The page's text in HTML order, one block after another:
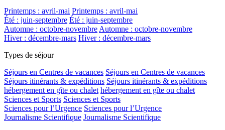
Printemps : avril-mai Printemps : avril-mai
Été : juin-septembre Été : juin-septembre
Automne : octobre-novembreAutomne : octobre-novembre
Hiver : décembre-mars Hiver : décembre-mars
Types de séjour
Séjours en Centres de vacances Séjours en Centres de vacances
Séjours itinérants & expéditions Séjours itinérants & expéditions
hébergement en gîte ou chalet hébergement en gîte ou chalet
Sciences et Sports Sciences et Sports
Sciences pour l’Urgence Sciences pour l’Urgence
Journalisme Scientifique Journalisme Scientifique